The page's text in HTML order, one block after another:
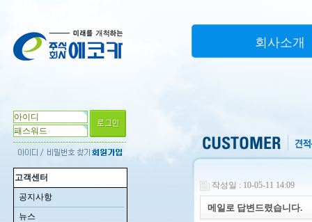
고객센터
공지사항
뉴스
회사소개
작성일 : 10-05-11 14:09
메일로 답변드렸습니다.